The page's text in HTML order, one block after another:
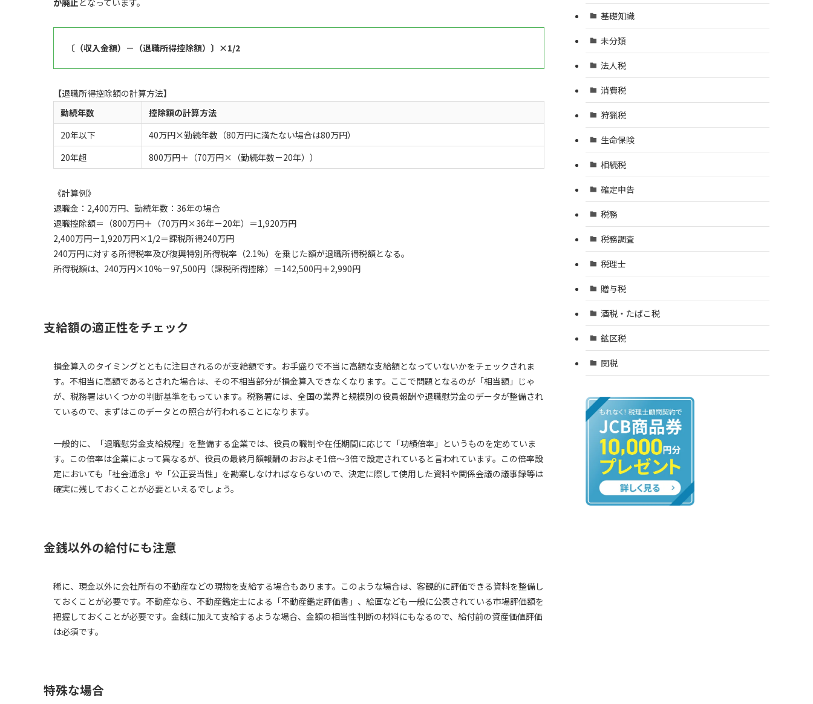
〔（収入金額）－（退職所得控除額）〕×1/2
【退職所得控除額の計算方法】
勤続年数
控除額の計算方法
20年以下
40万円×勤続年数（80万円に満たない場合は80万円）
20年超
800万円＋（70万円×（勤続年数－20年））
《計算例》
退職金：2,400万円、勤続年数：36年の場合
退職控除額＝（800万円＋（70万円×36年－20年）＝1,920万円
2,400万円－1,920万円×1/2＝課税所得240万円
240万円に対する所得税率及び復興特別所得税率（2.1%）を乗じた額が退職所得税額となる。
所得税額は、240万円×10%－97,500円（課税所得控除）＝142,500円＋2,990円
支給額の適正性をチェック
損金算入のタイミングとともに注目されるのが支給額です。お手盛りで不当に高額な支給額となっていないかをチェックされま
す。不相当に高額であるとされた場合は、その不相当部分が損金算入できなくなります。ここで問題となるのが「相当額」じゃ
が、税務署はいくつかの判断基準をもっています。税務署には、全国の業界と規模別の役員報酬や退職慰労金のデータが整備され
ているので、まずはこのデータとの照合が行われることになります。
一般的に、「退職慰労金支給規程」を整備する企業では、役員の職制や在任期間に応じて「功績倍率」というものを定めていま
す。この倍率は企業によって異なるが、役員の最終月額報酬のおおよそ1倍～3倍で設定されていると言われています。この倍率設
定においても「社会通念」や「公正妥当性」を勘案しなければならないので、決定に際して使用した資料や関係会議の議事録等は
確実に残しておくことが必要といえるでしょう。
金銭以外の給付にも注意
稀に、現金以外に会社所有の不動産などの現物を支給する場合もあります。このような場合は、客観的に評価できる資料を整備し
ておくことが必要です。不動産なら、不動産鑑定士による「不動産鑑定評価書」、絵画なども一般に公表されている市場評価額を
把握しておくことが必要です。金銭に加えて支給するような場合、金額の相当性判断の材料にもなるので、給付前の資産価値評価
は必須です。
特殊な場合
基礎知識
未分類
法人税
消費税
狩猟税
生命保険
相続税
確定申告
税務
税務調査
税理士
贈与税
酒税・たばこ税
鉱区税
関税